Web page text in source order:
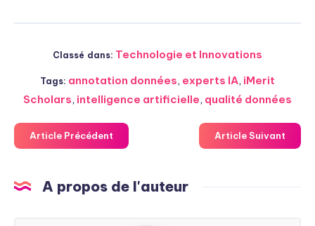
Classé dans: Technologie et Innovations
Tags: annotation données, experts IA, iMerit
Scholars, intelligence artificielle, qualité données
Article Précédent Article Suivant
A propos de l'auteur